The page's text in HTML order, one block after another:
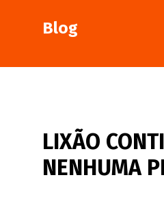
Blog
LIXÃO
NENHUMA